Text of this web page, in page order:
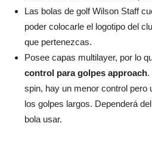
Las bolas de golf Wilson Staff
poder colocarle el logotipo del
que pertenezcas.
Posee capas multilayer, por lo
control para golpes approach.
spin, hay un menor control pero
los golpes largos. Dependerá
bola usar.